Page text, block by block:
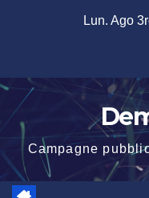
Lun. Ago
Campagne